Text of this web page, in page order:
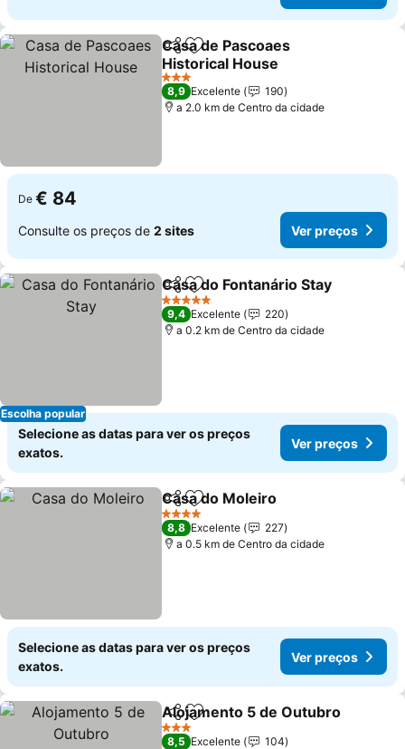
PartilharAdicionar aos favoritos
Casa de Pascoaes
Historical House
3 Estrelas
8,9 Excelente
190
a 2.0 km de Centro da cidade
De € 84
Consulte os preços de 2 sites Ver preços
Escolha popular
PartilharAdicionar aos favoritos
Casa do Fontanário Stay
5 Estrelas
9,4 Excelente
220
a 0.2 km de Centro da cidade
Selecione as datas para ver os preços
exatos.
Ver preços
PartilharAdicionar aos favoritos
Casa do Moleiro
4 Estrelas
8,8 Excelente
227
a 0.5 km de Centro da cidade
Selecione as datas para ver os preços
exatos.
Ver preços
PartilharAdicionar aos favoritos
Alojamento 5 de Outubro
3 Estrelas
8,5 Excelente
104